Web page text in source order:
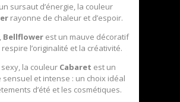
sursaut d’énergie, la couleur
rayonne de chaleur et d’espoir.
Bellflower est un mauve décoratif
l’originalité et la créativité.
la couleur Cabaret est un
sensuel et intense : un choix idéal
d’été et les cosmétiques.